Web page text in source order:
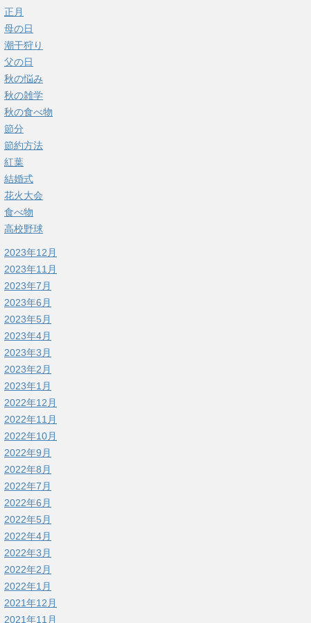
正月
母の日
潮干狩り
父の日
秋の悩み
秋の雑学
秋の食べ物
節分
節約方法
紅葉
結婚式
花火大会
食べ物
高校野球
2023年12月
2023年11月
2023年7月
2023年6月
2023年5月
2023年4月
2023年3月
2023年2月
2023年1月
2022年12月
2022年11月
2022年10月
2022年9月
2022年8月
2022年7月
2022年6月
2022年5月
2022年4月
2022年3月
2022年2月
2022年1月
2021年12月
2021年11月